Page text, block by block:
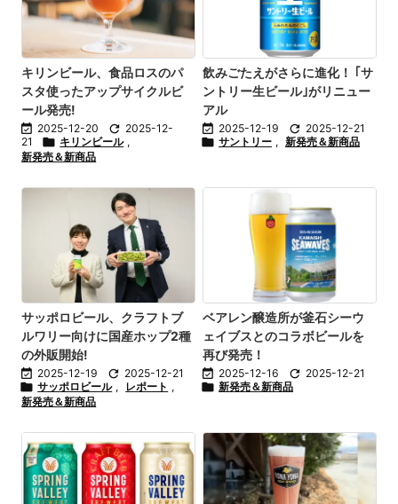
キリンビール、食品ロスのパ
スタ使ったアップサイクルビ
ール発売!
 2025-12-20  2025-12-
21
 キリンビール ,
新発売＆新商品
飲みごたえがさらに進化！ ｢サ
ントリー生ビール｣がリニュー
アル
 2025-12-19  2025-12-21
 サントリー , 新発売＆新商品
サッポロビール、クラフトブ
ルワリー向けに国産ホップ2種
の外販開始!
 2025-12-19  2025-12-21
 サッポロビール , レポート ,
新発売＆新商品
ベアレン醸造所が釜石シーウ
ェイブスとのコラボビールを
再び発売！
 2025-12-16  2025-12-21
 新発売＆新商品